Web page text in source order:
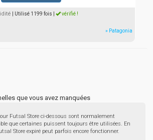
| Utilisé 1199 fois vérifié !
» Patagonia
que vous avez manquées
Futsal Store ci-dessous sont normalement
que certaines puissent toujours être utilisées. En
Store expiré peut parfois encore fonctionner.